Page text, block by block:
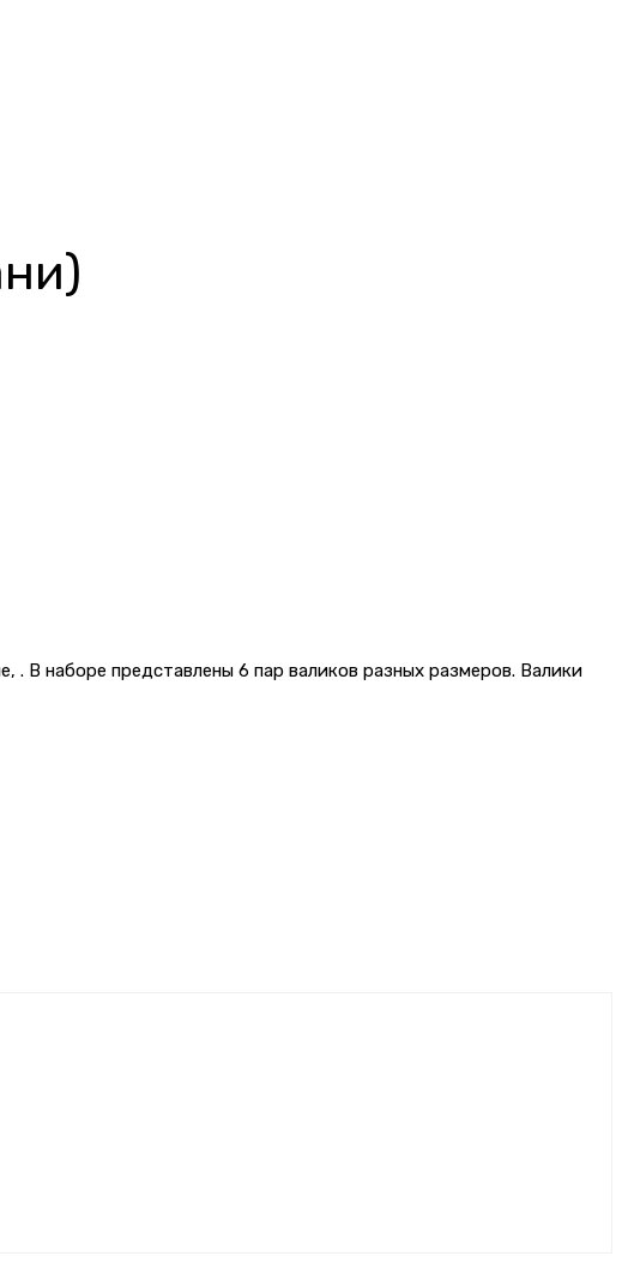
. В наборе представлены 6 пар валиков разных размеров. Валики